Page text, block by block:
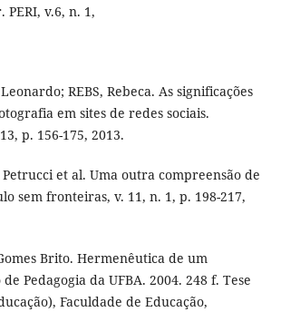
v.6, n. 1,
REBS, Rebeca. As significações
em sites de redes sociais.
p. 156-175, 2013.
Petrucci et al. Uma outra compreensão de
sem fronteiras, v. 11, n. 1, p. 198-217,
Brito. Hermenêutica de um
Pedagogia da UFBA. 2004. 248 f. Tese
Faculdade de Educação,